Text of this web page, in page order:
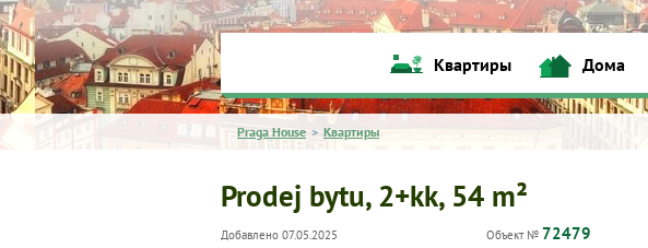
Квартиры Дома
Квартиры Дома
Praga House > Квартиры
Prodej bytu, 2+kk, 54 m²
Добавлено 07.05.2025 Объект № 72479